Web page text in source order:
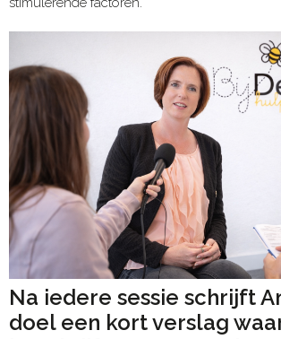
Na iedere sessie schrijft
doel een kort verslag